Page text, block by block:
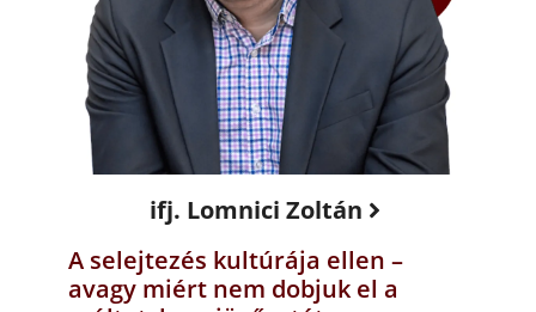
ifj. Lomnici Zoltán
A selejtezés kultúrája ellen –
avagy miért nem dobjuk el a